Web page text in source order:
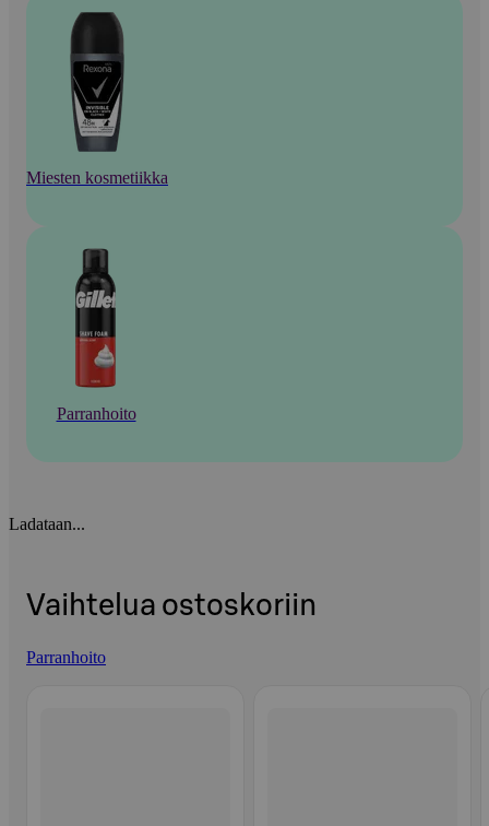
Miesten kosmetiikka
Parranhoito
Ladataan...
Vaihtelua ostoskoriin
Parranhoito